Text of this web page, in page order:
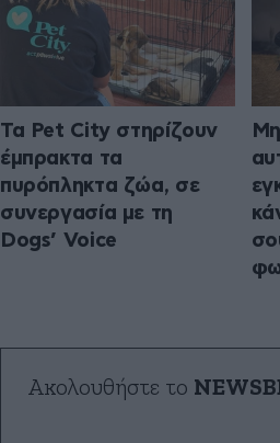
Τα Pet City στηρίζουν
έμπρακτα τα
πυρόπληκτα ζώα, σε
συνεργασία με τη
Dogs’ Voice
Ακολουθήστε το